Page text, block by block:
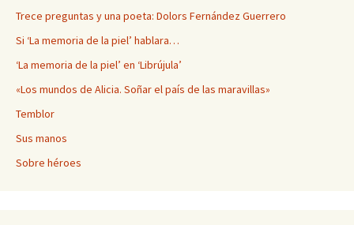
Trece preguntas y una poeta: Dolors Fernández Guerrero
Si ‘La memoria de la piel’ hablara…
‘La memoria de la piel’ en ‘Librújula’
«Los mundos de Alicia. Soñar el país de las maravillas»
Temblor
Sus manos
Sobre héroes